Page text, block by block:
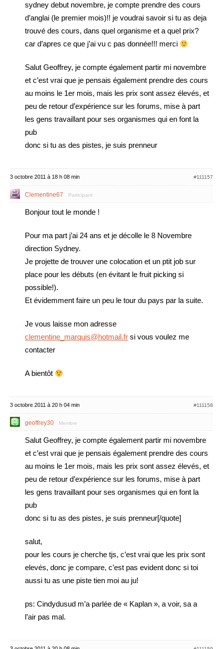
sydney debut novembre, je compte prendre des cours
d’anglai (le premier mois)!! je voudrai savoir si tu as deja
trouvé des cours, dans quel organisme et a quel prix?
car d’apres ce que j’ai vu c pas donnée!!! merci
Salut Geoffrey, je compte également partir mi novembre
et c’est vrai que je pensais également prendre des cours
au moins le 1er mois, mais les prix sont assez élevés, et
peu de retour d’expérience sur les forums, mise à part
les gens travaillant pour ses organismes qui en font la
pub
donc si tu as des pistes, je suis prenneur
3 octobre 2011 à 18 h 08 min #111157
Clementine67 Participant
Bonjour tout le monde !
Pour ma part j’ai 24 ans et je décolle le 8 Novembre
direction Sydney.
Je projette de trouver une colocation et un ptit job sur
place pour les débuts (en évitant le fruit picking si
possible!).
Et évidemment faire un peu le tour du pays par la suite.
Je vous laisse mon adresse
clementine_marquis@hotmail.fr si vous voulez me
contacter
A bientôt
3 octobre 2011 à 20 h 04 min #111158
geoffrey30 Membre
Salut Geoffrey, je compte également partir mi novembre
et c’est vrai que je pensais également prendre des cours
au moins le 1er mois, mais les prix sont assez élevés, et
peu de retour d’expérience sur les forums, mise à part
les gens travaillant pour ses organismes qui en font la
pub
donc si tu as des pistes, je suis prenneur[/quote]
salut,
pour les cours je cherche tjs, c’est vrai que les prix sont
elevés, donc je compare, c’est pas evident donc si toi
aussi tu as une piste tien moi au ju!
ps: Cindydusud m’a parlée de « Kaplan », a voir, sa a
l’air pas mal.